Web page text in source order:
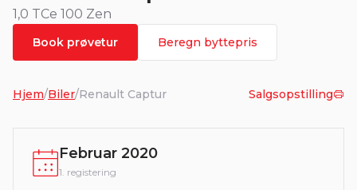
1,0 TCe 100 Zen
Book prøvetur Beregn byttepris
Hjem/Biler/Renault Captur Salgsopstilling
Februar 2020
1. registering